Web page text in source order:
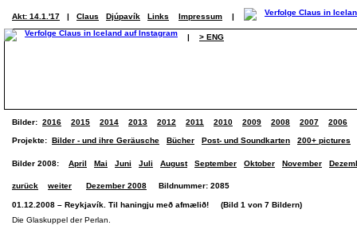
Akt: 14.1.'17 | Claus Djúpavík Links Impressum |
| > ENG
Bilder: 2016 2015 2014 2013 2012 2011 2010 2009 2008 2007 2006
Projekte: Bilder - und ihre Geräusche Bücher Post- und Soundkarten 200+ pictures
Bilder 2008: April Mai Juni Juli August September Oktober November
zurück weiter Dezember 2008 Bildnummer: 2085
01.12.2008 – Reykjavík. Til haningju með afmælið! (Bild 1 von 7 Bildern)
Die Glaskuppel der Perlan.